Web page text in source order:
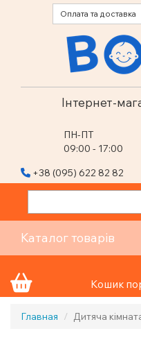
Оплата та доставка
Інтернет-
ПН-ПТ
09:00 - 17:00
+38 (095) 622 82 82
Каталог товарів
Кошик
Главная Дитяча